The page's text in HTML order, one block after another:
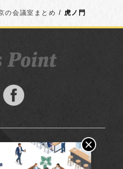
の会議室まとめ 虎ノ門